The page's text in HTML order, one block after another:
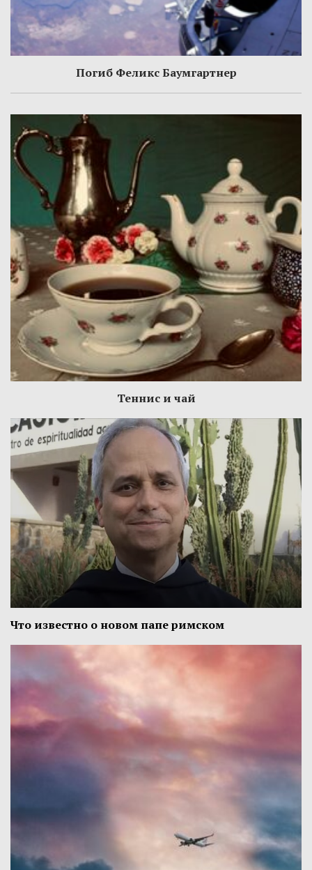
Погиб Феликс Баумгартнер
Теннис и чай
Что известно о новом папе римском